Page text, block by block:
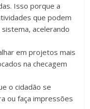
Isso porque a
que podem
acelerando
em projetos mais
na checagem
o cidadão se
ou faça impressões